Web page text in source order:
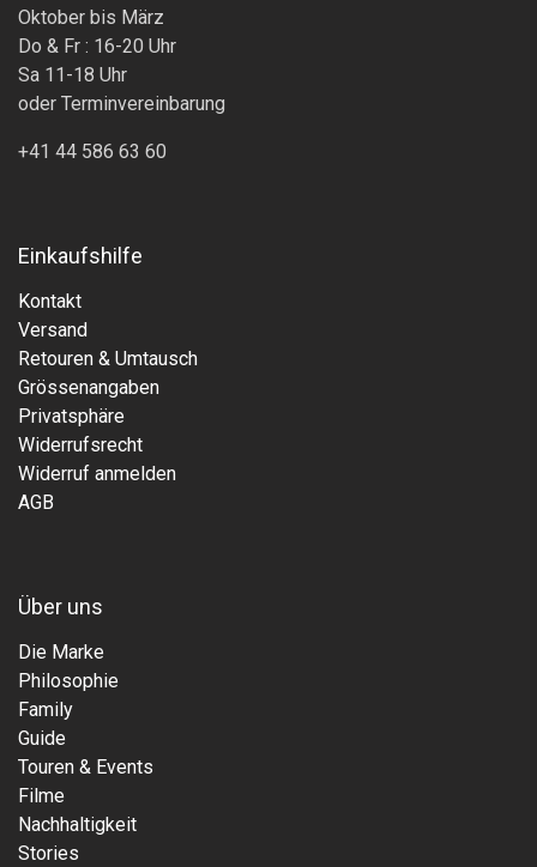
Oktober bis März
Do & Fr : 16-20 Uhr
Sa 11-18 Uhr
oder Terminvereinbarung
+41 44 586 63 60
Einkaufshilfe
Kontakt
Versand
Retouren & Umtausch
Grössenangaben
Privatsphäre
Widerrufsrecht
Widerruf anmelden
AGB
Über uns
Die Marke
Philosophie
Family
Guide
Touren & Events
Filme
Nachhaltigkeit
Stories